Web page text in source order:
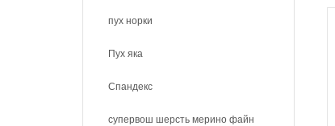
пух норки
Пух яка
Спандекс
супервош шерсть мерино файн